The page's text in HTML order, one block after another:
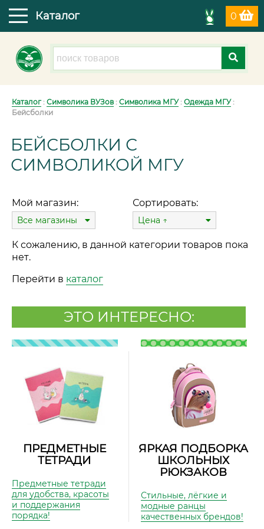
0
Каталог
Каталог: Символика ВУЗов : Символика МГУ: Одежда МГУ:
Бейсболки
БЕЙСБОЛКИ С
СИМВОЛИКОЙ МГУ
Мой магазин:
Все магазины
Сортировать:
Цена ↑
К сожалению, в данной категории товаров пока
нет.
Перейти в каталог
ЭТО ИНТЕРЕСНО:
ПРЕДМЕТНЫЕ
ТЕТРАДИ
Предметные тетради
для удобства, красоты
и поддержания
порядка!
ЯРКАЯ ПОДБОРКА
ШКОЛЬНЫХ
РЮКЗАКОВ
Стильные, лёгкие и
модные ранцы
качественных брендов!